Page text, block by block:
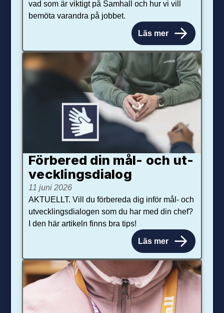
vad som är viktigt på Samhall och hur vi vill
bemöta varandra på jobbet.
Läs mer
Förbered din mål- och ut­
veck­lings­dialog
11 juni 2026
AKTUELLT. Vill du förbereda dig inför mål- och
utvecklingsdialogen som du har med din chef?
I den här artikeln finns bra tips!
Läs mer